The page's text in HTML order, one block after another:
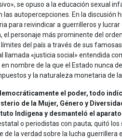
se opuso a la educación sexual
las autopercepciones. En la discusión
para reivindicar a guerrilleros y
el personaje más prominente del
del país a través de sus
llamada «justicia social» entendida
nombre de la que el Estado nunca
y la naturaleza monetaria de
el poder, todo
de la Mujer, Género y
Indígena y desmanteló el
o periodistas con pauta; quitó
de la verdad sobre la lucha